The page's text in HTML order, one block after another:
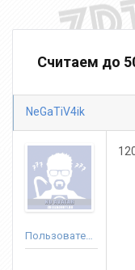
Считаем до
NeGaTiV4ik
Пользователь